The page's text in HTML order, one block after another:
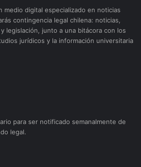
medio digital especializado en noticias
contingencia legal chilena: noticias,
legislación, junto a una bitácora con los
jurídicos y la información universitaria
para ser notificado semanalmente de
legal.